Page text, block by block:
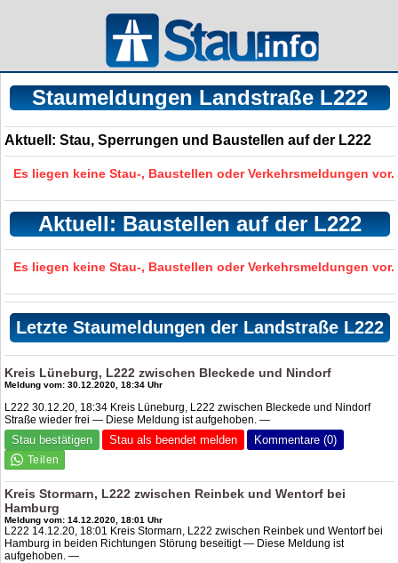
Staumeldungen Landstraße L222
Aktuell: Stau, Sperrungen und Baustellen auf der L222
Es liegen keine Stau-, Baustellen oder Verkehrsmeldungen vor.
Aktuell: Baustellen auf der L222
Es liegen keine Stau-, Baustellen oder Verkehrsmeldungen vor.
Letzte Staumeldungen der Landstraße L222
Kreis Lüneburg, L222 zwischen Bleckede und Nindorf
Meldung vom: 30.12.2020, 18:34 Uhr
L222 30.12.20, 18:34 Kreis Lüneburg, L222 zwischen Bleckede und Nindorf
Straße wieder frei — Diese Meldung ist aufgehoben. —
Stau bestätigen Stau als beendet melden Kommentare (0)
Kreis Stormarn, L222 zwischen Reinbek und Wentorf bei
Hamburg
Meldung vom: 14.12.2020, 18:01 Uhr
L222 14.12.20, 18:01 Kreis Stormarn, L222 zwischen Reinbek und Wentorf bei
Hamburg in beiden Richtungen Störung beseitigt — Diese Meldung ist
aufgehoben. —